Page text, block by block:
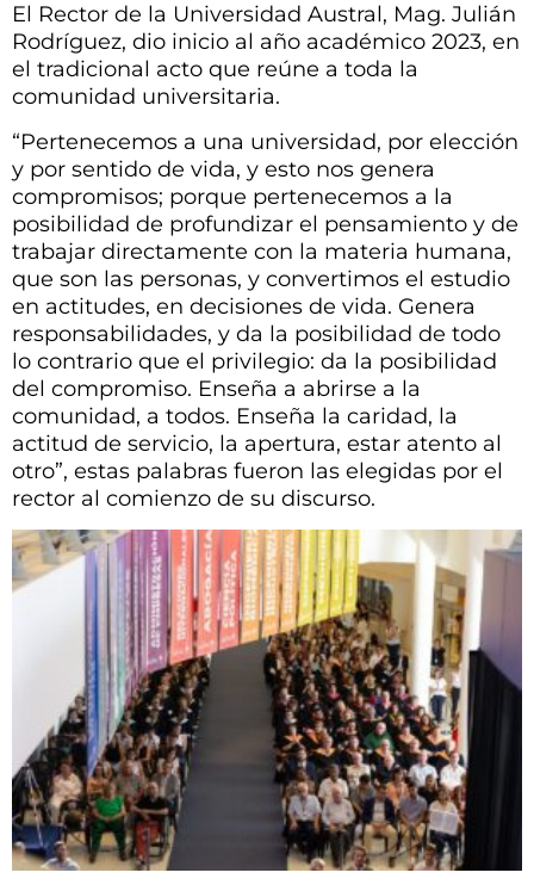
El Rector de la Universidad Austral, Mag. Julián
Rodríguez, dio inicio al año académico 2023, en
el tradicional acto que reúne a toda la
comunidad universitaria.
“Pertenecemos a una universidad, por elección
y por sentido de vida, y esto nos genera
compromisos; porque pertenecemos a la
posibilidad de profundizar el pensamiento y de
trabajar directamente con la materia humana,
que son las personas, y convertimos el estudio
en actitudes, en decisiones de vida. Genera
responsabilidades, y da la posibilidad de todo
lo contrario que el privilegio: da la posibilidad
del compromiso. Enseña a abrirse a la
comunidad, a todos. Enseña la caridad, la
actitud de servicio, la apertura, estar atento al
otro”, estas palabras fueron las elegidas por el
rector al comienzo de su discurso.